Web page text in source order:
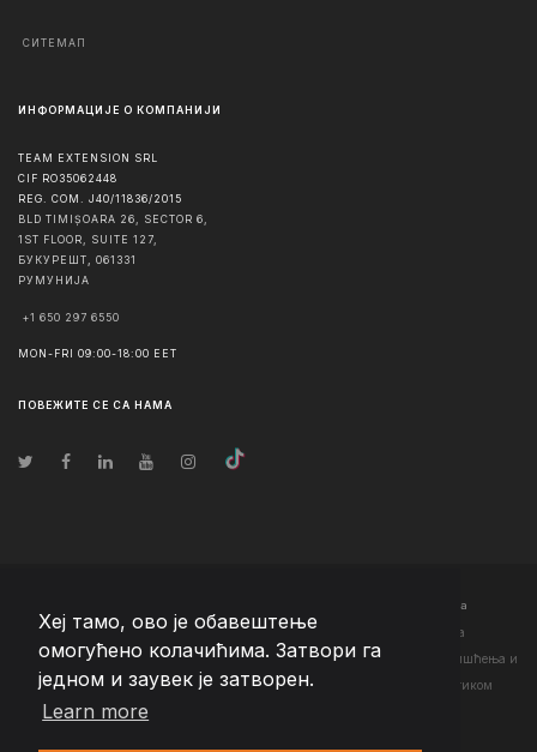
Хеј тамо, ово је обавештење
омогућено колачићима. Затвори га
једном и заувек је затворен.
Learn more
СИТЕМАП
ИНФОРМАЦИЈЕ О КОМПАНИЈИ
TEAM EXTENSION SRL
CIF RO35062448
REG. COM. J40/11836/2015
BLD TIMIȘOARA 26, SECTOR 6,
1ST FLOOR, SUITE 127,
БУКУРЕШТ
061331
РУМУНИЈА
+1 650 297 6550
MON-FRI 09:00-18:00 EET
ПОВЕЖИТЕ СЕ СА НАМА
- Сва права задржана
Changelog● Коришћењем ове странице слажете се са нашим <а
href="https://teamextension.rs/sr/pravni/uslovi-koriscenja">Условима коришћења и
<а href="https://teamextension.rs/sr/pravni/pravila-privatnosti">Политиком